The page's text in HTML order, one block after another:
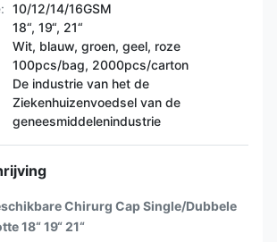
10/12/14/16GSM
18“, 19“, 21“
Wit, blauw, groen, geel, roze
100pcs/bag, 2000pcs/carton
De industrie van het de
Ziekenhuizenvoedsel van de
geneesmiddelenindustrie
Chirurg Cap Single/Dubbele
18“ 19“ 21“